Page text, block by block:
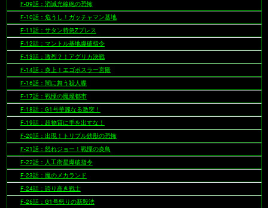
F-09話：消滅光線砲の恐怖
F-10話：危うし！ガッチャマン基地
F-11話：サタン特急Zプレス
F-12話：マントル基地爆破指令
F-13話：激烈？！アグリカ決戦
F-14話：炎上！エゴボスラー宮殿
F-16話：闇に舞う殺人蝶
F-17話：戦慄の魔煙都市
F-18話：G1号華麗なる激突！
F-19話：超物質に手を出すな！
F-20話：出現！トリプル鉄獣の恐怖
F-21話：怒れジョー！戦慄の炎鳥
F-22話：人工衛星爆破指令
F-23話：魔のメカランド
F-24話：誇り高き戦士
F-26話：G1号怒りの新殺法